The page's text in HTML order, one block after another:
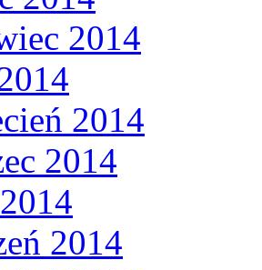
2014
2014
2014
2014